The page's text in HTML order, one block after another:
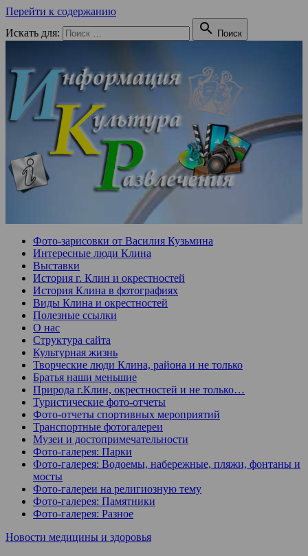
Перейти к содержанию
Искать для:
 Поиск
Фото-зарисовки от Василия Кузьмина
Интересные люди Клина
Выставки
История г. Клин и окрестностей
История Клина в фотографиях
Виды Клина и окрестностей
Полезные ссылки
О нас
Структура сайта
Культурная жизнь
Творческие люди Клина, района и не только
Братья наши меньшие
Природа г.Клин, окрестностей и не только…
Туристические фото-отчеты
Фото-отчеты спортивных мероприятий
Транспортные фотогалереи
Музеи и достопримечательности
Фото-галерея: Парки
Фото-галерея: Водоемы, набережные, пляжи, фонтаны и
мосты
Фото-галереи на религиозную тему
Фото-галерея: Памятники
Фото-галерея: Разное
Новости медицины и здоровья